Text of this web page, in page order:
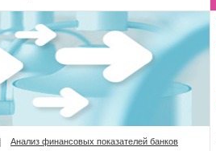
Анализ финансовых показателей банков